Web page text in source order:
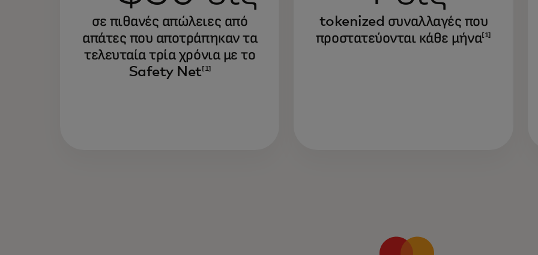
σε πιθανές απώλειες από
απάτες που αποτράπηκαν τα
τελευταία τρία χρόνια με το
Safety Net[1]
tokenized συναλλαγές που
προστατεύονται κάθε μήνα[1]